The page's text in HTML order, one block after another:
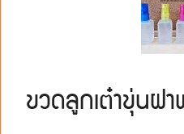
ขวดลูกเต๋าขุ่นฝ